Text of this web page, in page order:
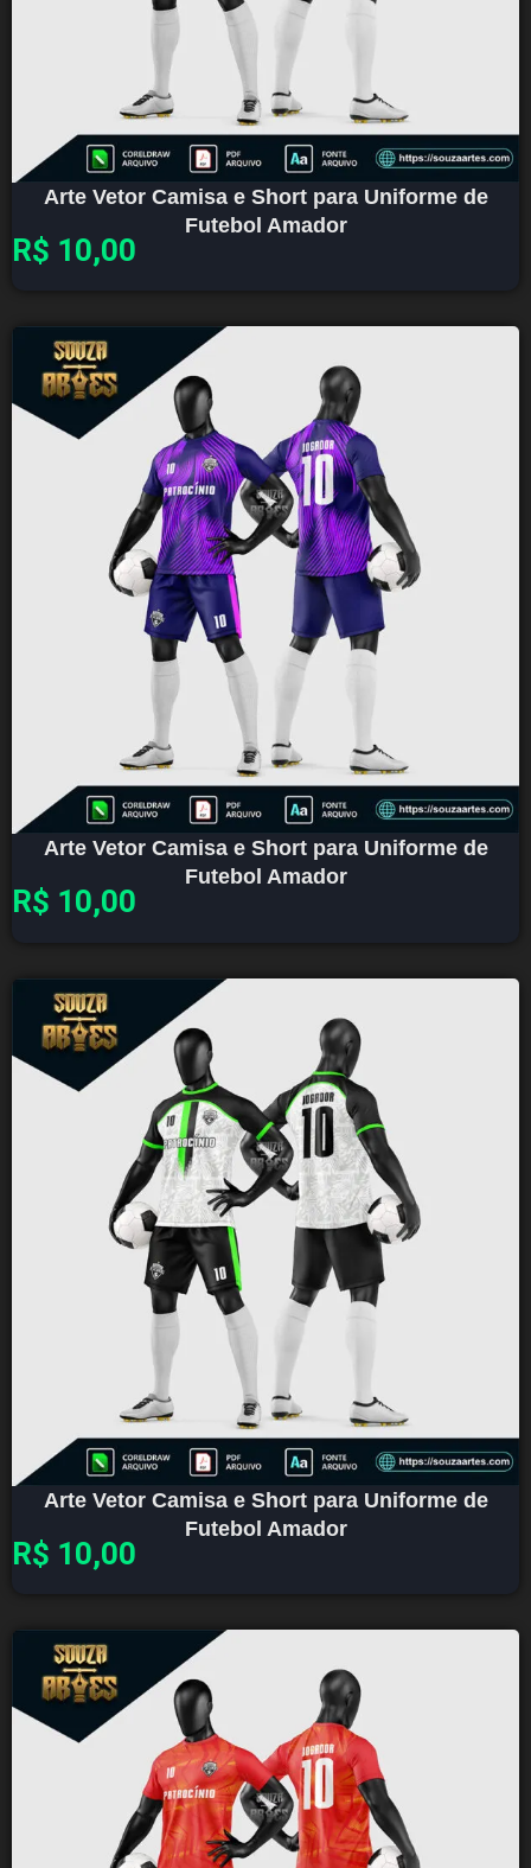
Arte Vetor Camisa e Short para Uniforme de
Futebol Amador
R$ 10,00
Arte Vetor Camisa e Short para Uniforme de
Futebol Amador
R$ 10,00
Arte Vetor Camisa e Short para Uniforme de
Futebol Amador
R$ 10,00